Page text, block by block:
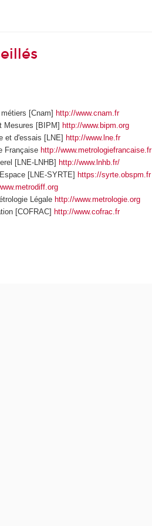
[Cnam] http://www.cnam.fr
Mesures [BIPM] http://www.bipm.org
et d'essais [LNE] http://www.lne.fr
Française http://www.metrologiefrancaise.fr
[LNE-LNHB] http://www.lnhb.fr/
[LNE-SYRTE] https://syrte.obspm.fr
Légale http://www.metrologie.org
[COFRAC] http://www.cofrac.fr